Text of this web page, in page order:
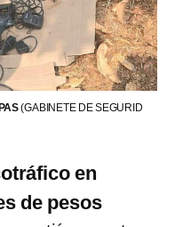
(GABINETE DE SEGURID
en
de pesos